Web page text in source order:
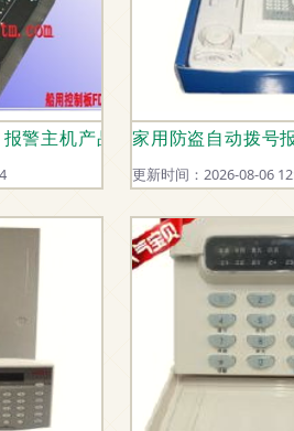
警主机产品列表家用防盗自动拨号
更新时间：2026-08-06